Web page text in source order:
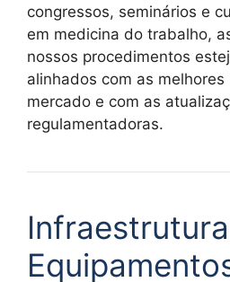
congressos, seminários e
em medicina do trabalho,
nossos procedimentos
alinhados com as
mercado e com as
regulamentadoras.